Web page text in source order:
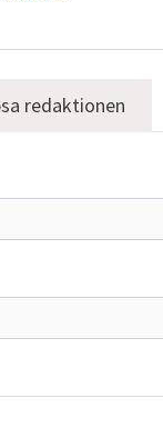
redaktionen